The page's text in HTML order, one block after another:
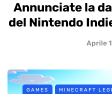
Annunciate la
del Nintendo
Aprile
GAMES MINECRAFT